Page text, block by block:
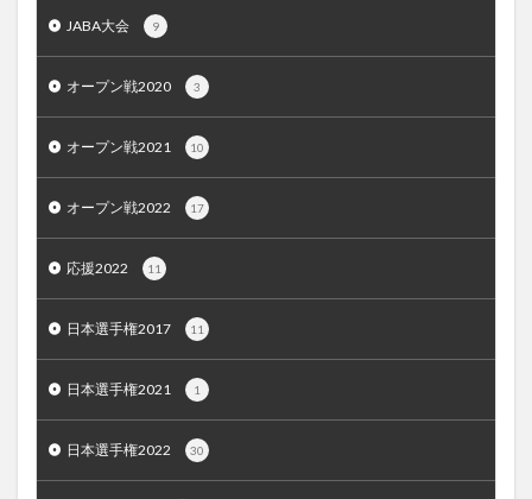
JABA大会 9
オープン戦2020 3
オープン戦2021 10
オープン戦2022 17
応援2022 11
日本選手権2017 11
日本選手権2021 1
日本選手権2022 30